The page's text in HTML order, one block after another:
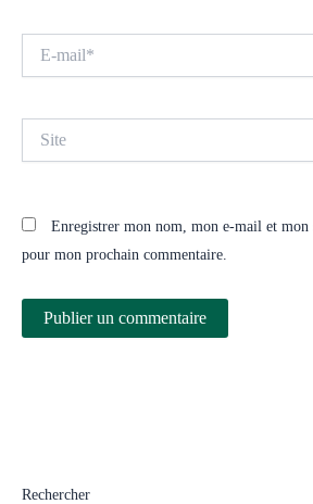
mail*
Enregistrer mon nom, mon e-mail et mon
pour mon prochain commentaire.
Rechercher